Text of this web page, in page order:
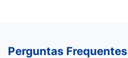
Perguntas